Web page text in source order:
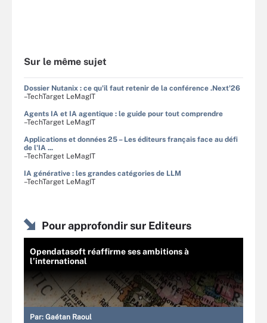
Sur le même sujet
Dossier Nutanix : ce qu'il faut retenir de la conférence .Next'26
–TechTarget LeMagIT
Agents IA et IA agentique : le guide pour tout comprendre
–TechTarget LeMagIT
Applications et données 25 – Les éditeurs français face au défi
de l'IA ...
–TechTarget LeMagIT
IA générative : les grandes catégories de LLM
–TechTarget LeMagIT
Pour approfondir sur Editeurs
Opendatasoft réaffirme ses ambitions à
l’international
Par: Gaétan Raoul